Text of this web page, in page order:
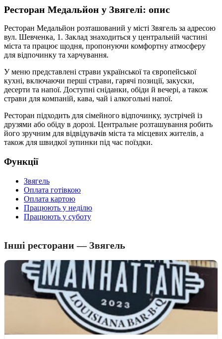
Ресторан Медальйон у Звягелі: опис
Ресторан Медальйон розташований у місті Звягель за адресою
вул. Шевченка, 1. Заклад знаходиться у центральній частині
міста та працює щодня, пропонуючи комфортну атмосферу
для відпочинку та харчування.
У меню представлені страви української та європейської
кухні, включаючи перші страви, гарячі позиції, закуски,
десерти та напої. Доступні сніданки, обіди й вечері, а також
страви для компаній, кава, чай і алкогольні напої.
Ресторан підходить для сімейного відпочинку, зустрічей із
друзями або обіду в дорозі. Центральне розташування робить
його зручним для відвідувачів міста та місцевих жителів, а
також для швидкої зупинки під час поїздки.
Функції
Звягель
Оплата готівкою
Оплата картою
Працюють у неділю
Працюють у суботу
Інші ресторани — Звягель